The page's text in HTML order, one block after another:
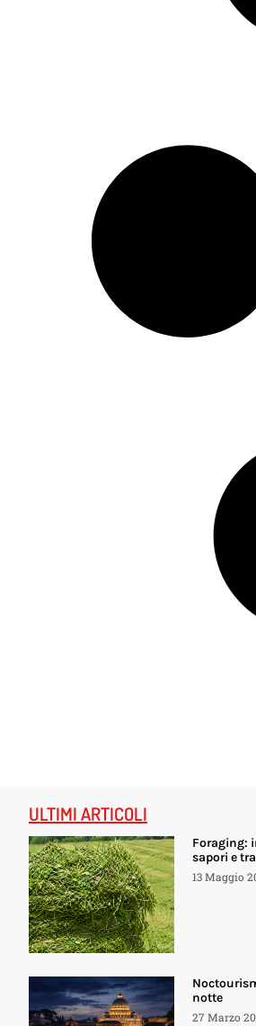
ULTIMI ARTICOLI
Foraging:
sapori e
13 Maggio
notte
27 Marzo